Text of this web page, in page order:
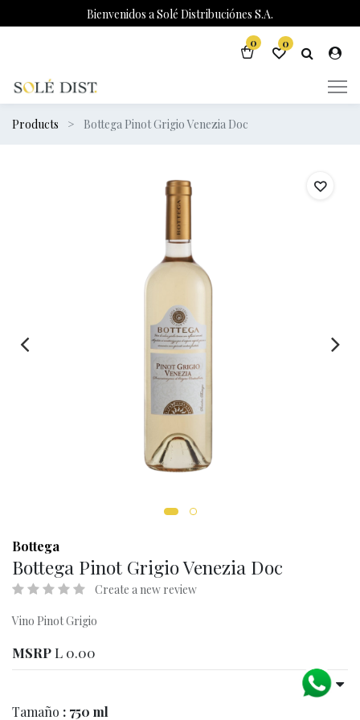
Bienvenidos a Solé Distribuciónes S.A.
0 0
Products Bottega Pinot Grigio Venezia Doc
Bottega
Bottega Pinot Grigio Venezia Doc
Create a new review
Vino Pinot Grigio
MSRPL 0.00
Tamaño : 750 ml